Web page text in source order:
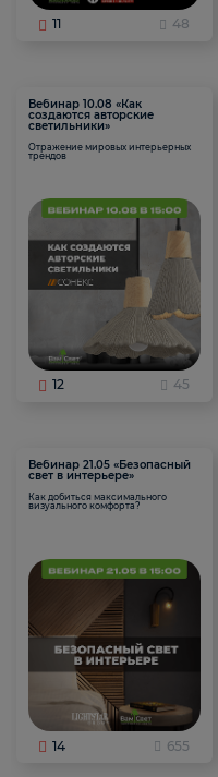
11 48
Вебинар 10.08 «Как
создаются авторские
светильники»
Отражение мировых интерьерных
трендов
12 45
Вебинар 21.05 «Безопасный
свет в интерьере»
Как добиться максимального
визуального комфорта?
14 655